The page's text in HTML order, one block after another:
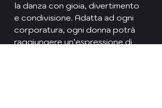
la danza con gioia, divertimento
e condivisione. Adatta ad ogni
corporatura, ogni donna potrà
raggiungere un’espressione di